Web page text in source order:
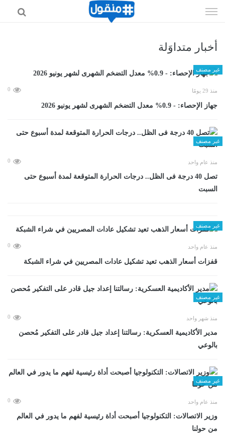
الى
أخبار متداوَلة
غير مصنف
منذ 29 يومًا 0
جهاز الإحصاء: - 0.9% معدل التضخم الشهرى لشهر يونيو 2026
غير مصنف
منذ عام واحد 0
تصل 40 درجة فى الظل.. درجات الحرارة المتوقعة لمدة أسبوع حتى
السبت
غير مصنف
منذ عام واحد 0
قفزات أسعار الذهب تعيد تشكيل عادات المصريين في شراء الشبكة
غير مصنف
منذ شهر واحد 0
مدير الأكاديمية العسكرية: رسالتنا إعداد جيل قادر على التفكير مُحصن
بالوعي
غير مصنف
منذ عام واحد 0
وزير الاتصالات: التكنولوجيا أصبحت أداة رئيسية لفهم ما يدور في العالم
من حولنا